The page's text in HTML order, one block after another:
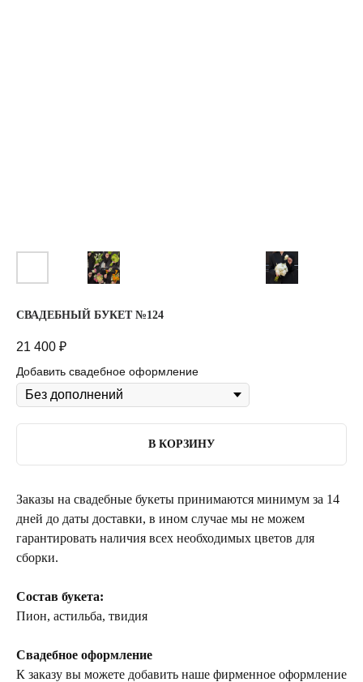
СВАДЕБНЫЙ БУКЕТ №124
21 400 ₽
Добавить свадебное оформление
В КОРЗИНУ
Заказы на свадебные букеты принимаются минимум за 14
дней до даты доставки, в ином случае мы не можем
гарантировать наличия всех необходимых цветов для
сборки.
Состав букета:
Пион, астильба, твидия
Свадебное оформление
К заказу вы можете добавить наше фирменное оформление